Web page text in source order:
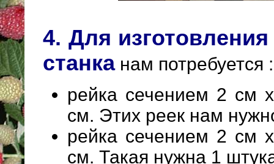
4. Для
станканам потребуется :
рейка сечением 2 см
см. Этих реек нам
рейка сечением 2 см
см. Такая нужна 1